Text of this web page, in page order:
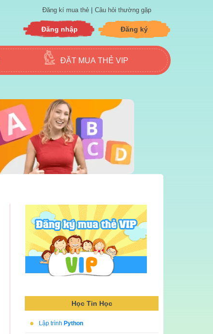
Đăng kí mua thẻ | Câu hỏi thường gặp
Đăng nhập Đăng ký
ĐẶT MUA THẺ VIP
Học Tin Học
• Lập trình Python